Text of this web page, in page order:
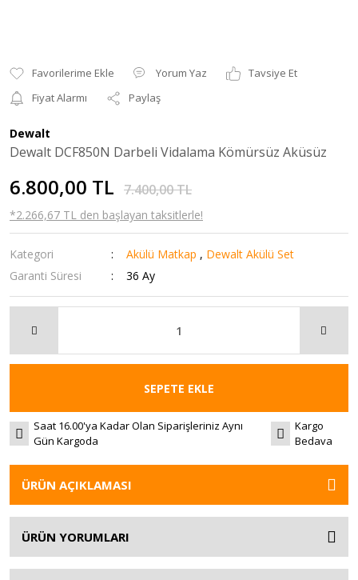
Yorum Yaz
Tavsiye Et
Fiyat Alarmı
Paylaş
Dewalt
Dewalt DCF850N Darbeli Vidalama Kömürsüz Aküsüz
6.800,00 TL 7.400,00 TL
*2.266,67 TL den başlayan taksitlerle!
Kategori Akülü Matkap , Dewalt Akülü Set
Garanti Süresi
36 Ay
SEPETE EKLE
Saat 16.00'ya Kadar Olan Siparişleriniz Aynı
Gün Kargoda
Kargo
Bedava
ÜRÜN AÇIKLAMASI
ÜRÜN YORUMLARI